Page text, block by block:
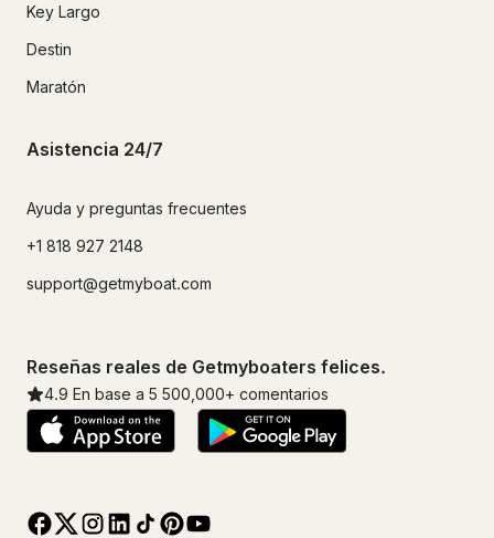
Key Largo
Destin
Maratón
Asistencia 24/7
Ayuda y preguntas frecuentes
+1 818 927 2148
support@getmyboat.com
Reseñas reales de Getmyboaters felices.
4.9 En base a 5 500,000+ comentarios